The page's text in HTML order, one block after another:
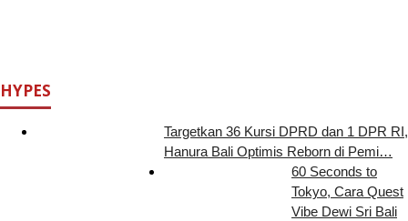
HYPES
Targetkan 36 Kursi DPRD dan 1 DPR RI,
Hanura Bali Optimis Reborn di Pemi…
60 Seconds to
Tokyo, Cara Quest
Vibe Dewi Sri Bali